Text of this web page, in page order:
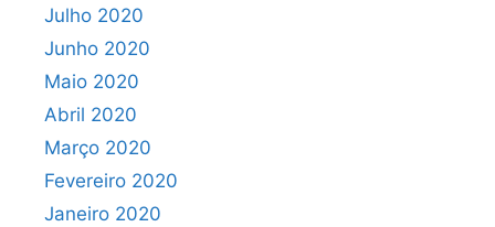
Julho 2020
Junho 2020
Maio 2020
Abril 2020
Março 2020
Fevereiro 2020
Janeiro 2020